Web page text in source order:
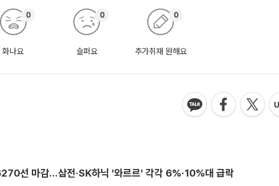
화나요
0
슬퍼요
0
추가취재 원해요
0
선 마감…삼전·SK하닉 '와르르' 각각 6%·10%대 급락